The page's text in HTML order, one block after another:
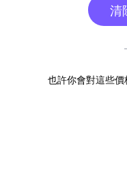
清
也許你會對這些價